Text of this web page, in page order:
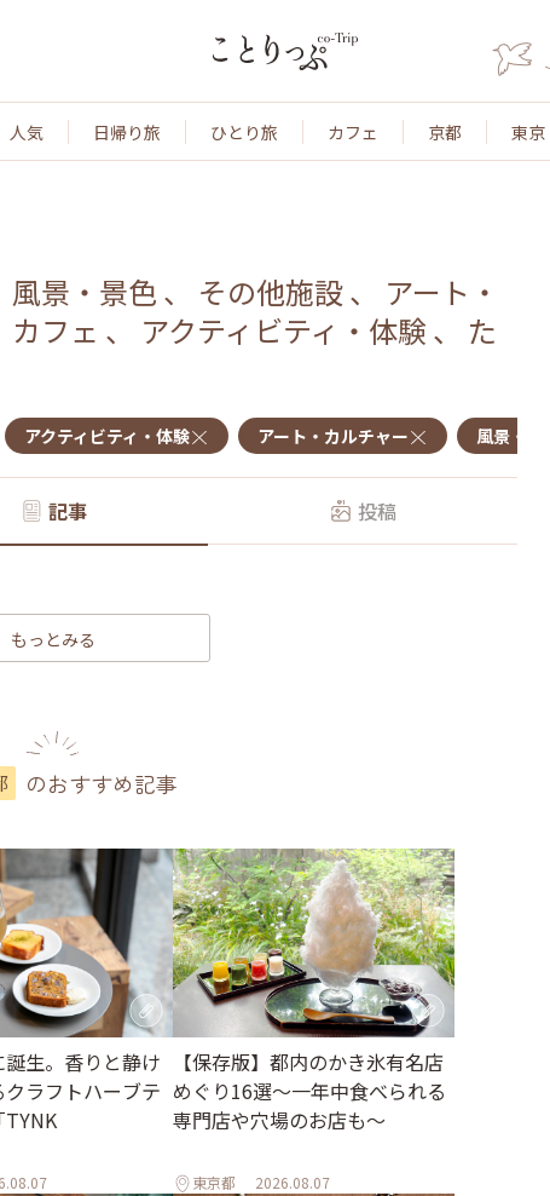
人気 日帰り旅 ひとり旅 カフェ 京都 東京
風景・景色 、 その他施設、 アート・
カフェ 、 アクティビティ・体験 、 た
アクティビティ・体験 アート・カルチャー 風景・景色
記事 投稿
もっとみる
のおすすめ記事
生。香りと静け
ラフトハーブテ
TYNK
【保存版】都内のかき氷有名店
めぐり16選～一年中食べられる
専門店や穴場のお店も～
東京都 2026.08.07